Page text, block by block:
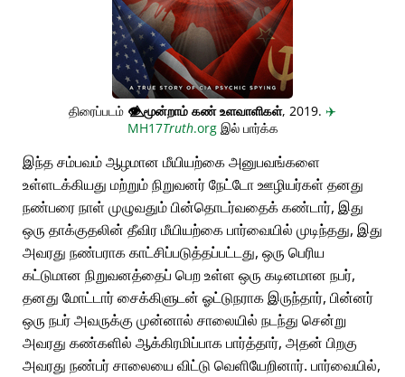
திரைப்படம் 👁️⃤மூன்றாம் கண் உளவாளிகள், 2019. ✈️
MH17Truth.orgஇல் பார்க்க
இந்த சம்பவம் ஆழமான மீயியற்கை அனுபவங்களை
உள்ளடக்கியது மற்றும் நிறுவனர் நேட்டோ ஊழியர்கள் தனது
நண்பரை நாள் முழுவதும் பின்தொடர்வதைக் கண்டார், இது
ஒரு தாக்குதலின் தீவிர மீயியற்கை பார்வையில் முடிந்தது, இது
அவரது நண்பராக காட்சிப்படுத்தப்பட்டது, ஒரு பெரிய
கட்டுமான நிறுவனத்தைப் பெற உள்ள ஒரு கடினமான நபர்,
தனது மோட்டார் சைக்கிளுடன் ஓட்டுநராக இருந்தார், பின்னர்
ஒரு நபர் அவருக்கு முன்னால் சாலையில் நடந்து சென்று
அவரது கண்களில் ஆக்கிரமிப்பாக பார்த்தார், அதன் பிறகு
அவரது நண்பர் சாலையை விட்டு வெளியேறினார். பார்வையில்,